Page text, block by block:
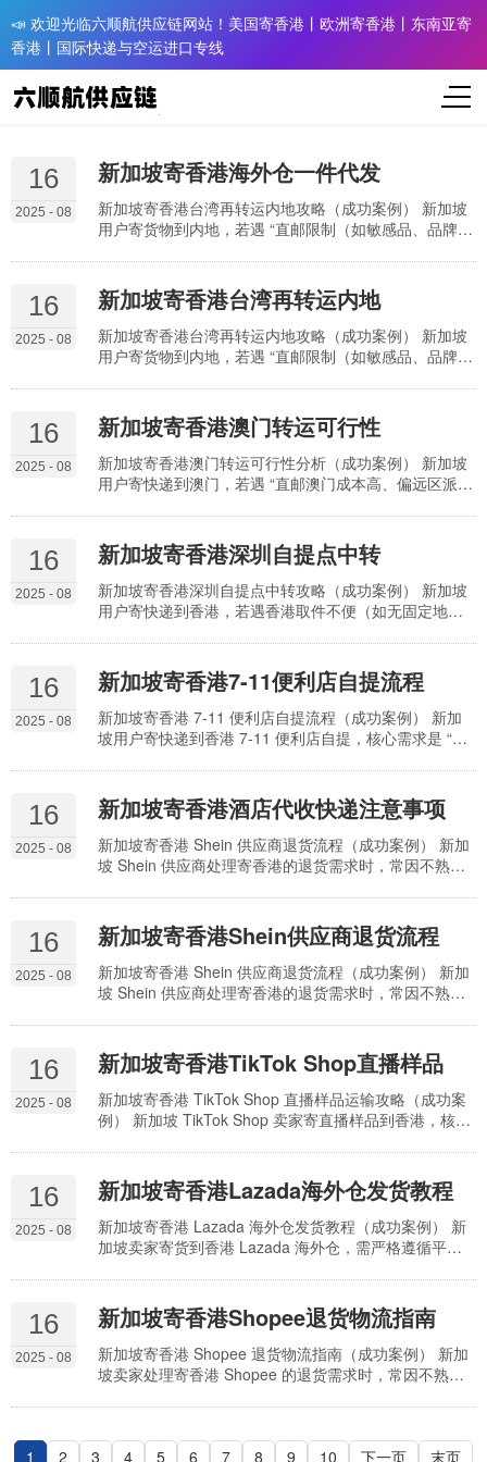
📣 欢迎光临六顺航供应链网站！美国寄香港丨欧洲寄香港丨东南亚寄
香港丨国际快递与空运进口专线
16
2025 - 08
新加坡寄香港海外仓一件代发
新加坡寄香港台湾再转运内地攻略（成功案例） 新加坡
用户寄货物到内地，若遇 “直邮限制（如敏感品、品牌
转” 模式是高效解决方案 —— 先经香港完成初步分拨，
再通过台湾成熟的跨境链路转至内地，既能规避内地直
邮政策限制，又能借助两地物流网络降低综合成本。但
不少用户因不熟悉多环节转运规则（如两岸三地资质、
清关要求），担心 “包裹滞留、信息断层、关税叠…
16
2025 - 08
新加坡寄香港台湾再转运内地
新加坡寄香港台湾再转运内地攻略（成功案例） 新加坡
用户寄货物到内地，若遇 “直邮限制（如敏感品、品牌
转” 模式是高效解决方案 —— 先经香港完成初步分拨，
再通过台湾成熟的跨境链路转至内地，既能规避内地直
邮政策限制，又能借助两地物流网络降低综合成本。但
不少用户因不熟悉多环节转运规则（如两岸三地资质、
清关要求），担心 “包裹滞留、信息断层、关税叠…
16
2025 - 08
新加坡寄香港澳门转运可行性
新加坡寄香港澳门转运可行性分析（成功案例） 新加坡
用户寄快递到澳门，若遇 “直邮澳门成本高、偏远区派送
至香港转运点，再通过港澳跨境物流转至澳门，既能借
助香港成熟的跨境物流网络降低成本，又能覆盖澳门全
区域派送。但不少用户因不熟悉港澳转运规则（如跨境
资质、包裹限制），担心 “转运延误、包裹丢失”。实际
上，通过 “选对代理整合渠道、规范地址填写、…
16
2025 - 08
新加坡寄香港深圳自提点中转
新加坡寄香港深圳自提点中转攻略（成功案例） 新加坡
用户寄快递到香港，若遇香港取件不便（如无固定地
价比方案 —— 先将包裹寄至深圳跨境自提点，再通过两
地物流衔接转至香港，既能享受深圳自提的灵活性，又
能降低香港本地派送成本。但不少用户因不熟悉中转规
则（如自提点权限、中转时效），出现 “包裹滞留深圳、
中转衔接断层” 问题。实际上，通过 “选对中转渠道…
16
2025 - 08
新加坡寄香港7-11便利店自提流程
新加坡寄香港 7-11 便利店自提流程（成功案例） 新加
坡用户寄快递到香港 7-11 便利店自提，核心需求是 “取
行、出差或香港无固定住所的人群，避免快递无人签收
导致滞留。但不少用户因不熟悉 7-11 自提规则（如包裹
限制、取件时效），出现 “包裹超规被拒收、超时未取被
退回” 的问题。实际上，通过 “选对自提渠道、规范填写
地址、把控取件时间”，可…
16
2025 - 08
新加坡寄香港酒店代收快递注意事项
新加坡寄香港 Shein 供应商退货流程（成功案例） 新加
坡 Shein 供应商处理寄香港的退货需求时，常因不熟悉
货物拒收、退款延迟”—— 如未在规定时效内发起申请、
地址填写错误、缺少退货凭证，不仅增加运营成本，还
可能影响与 Shein 的合作评级。实际上，通过 “合规申
请、渠道适配、规范操作” 三步流程，可高效完成退货。
全境代理能整合 …
16
2025 - 08
新加坡寄香港Shein供应商退货流程
新加坡寄香港 Shein 供应商退货流程（成功案例） 新加
坡 Shein 供应商处理寄香港的退货需求时，常因不熟悉
货物拒收、退款延迟”—— 如未在规定时效内发起申请、
地址填写错误、缺少退货凭证，不仅增加运营成本，还
可能影响与 Shein 的合作评级。实际上，通过 “合规申
请、渠道适配、规范操作” 三步流程，可高效完成退货。
全境代理能整合 …
16
2025 - 08
新加坡寄香港TikTok Shop直播样品
新加坡寄香港 TikTok Shop 直播样品运输攻略（成功案
例） 新加坡 TikTok Shop 卖家寄直播样品到香港，核心
直播档期、运输中破损影响展示，或因合规问题被扣，
会直接导致直播效果打折、订单流失。实际上，针对直
播样品 “轻小件为主、紧急性高、展示需求强” 的特点，
通过 “分类选渠道、规范包装、提前清关报备” 可高效运
输。全境代理能整…
16
2025 - 08
新加坡寄香港Lazada海外仓发货教程
新加坡寄香港 Lazada 海外仓发货教程（成功案例） 新
加坡卖家寄货到香港 Lazada 海外仓，需严格遵循平台
缺失、标签错误、超时送达导致仓库拒收，影响店铺补
货效率。实际上，通过 “前期合规备案、渠道精准匹配、
规范入仓操作” 三步流程，可高效完成海外仓发货。全境
代理能整合 “备案 + 清关 + 入仓预约” 资源，帮卖家规避
Lazada 入…
16
2025 - 08
新加坡寄香港Shopee退货物流指南
新加坡寄香港 Shopee 退货物流指南（成功案例） 新加
坡卖家处理寄香港 Shopee 的退货需求时，常因不熟悉
运费超支、货物丢失”—— 如未在 Shopee 规定时效内寄
回退货、地址填写错误导致货物错送，不仅影响店铺评
分，还会增加运营成本。实际上，通过 “合规把控时效、
1 2 3 4 5 6 7 8 9 10 下一页 末页